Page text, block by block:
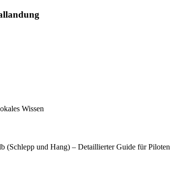
Wissen
(Schlepp und Hang) – Detaillierter Guide für Piloten